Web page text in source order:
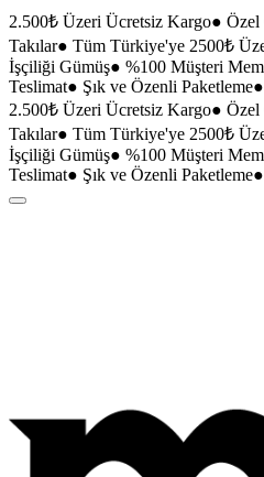
2.500₺ Üzeri Ücretsiz Kargo● Özel
Takılar● Tüm Türkiye'ye 2500₺
İşçiliği Gümüş● %100 Müşteri
Teslimat● Şık ve Özenli Paketleme●
2.500₺ Üzeri Ücretsiz Kargo● Özel
Takılar● Tüm Türkiye'ye 2500₺
İşçiliği Gümüş● %100 Müşteri
Teslimat● Şık ve Özenli Paketleme●